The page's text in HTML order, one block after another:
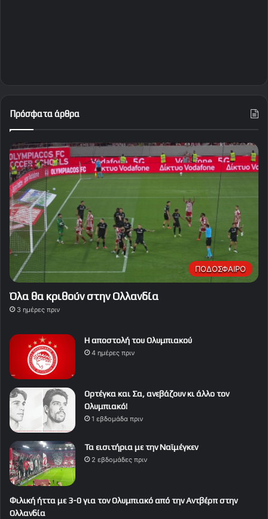
Πρόσφατα άρθρα
ΠΟΔΟΣΦΑΙΡΟ
Όλα θα κριθούν στην Ολλανδία
3 ημέρες πριν
Η αποστολή του Ολυμπιακού
4 ημέρες πριν
Ορτέγκα και Σα, ανεβάζουν κι άλλο τον
Ολυμπιακό!
1 εβδομάδα πριν
Τα εισιτήρια με την Ναϊμέγκεν
2 εβδομάδες πριν
Φιλική ήττα με 3-0 για τον Ολυμπιακό από την Αντβέρπ στην
Ολλανδία